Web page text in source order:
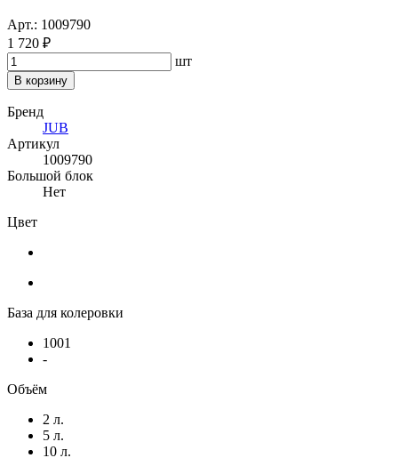
Арт.: 1009790
1 720 ₽
шт
В корзину
Бренд
JUB
Артикул
1009790
Большой блок
Нет
Цвет
База для колеровки
1001
-
Объём
2 л.
5 л.
10 л.